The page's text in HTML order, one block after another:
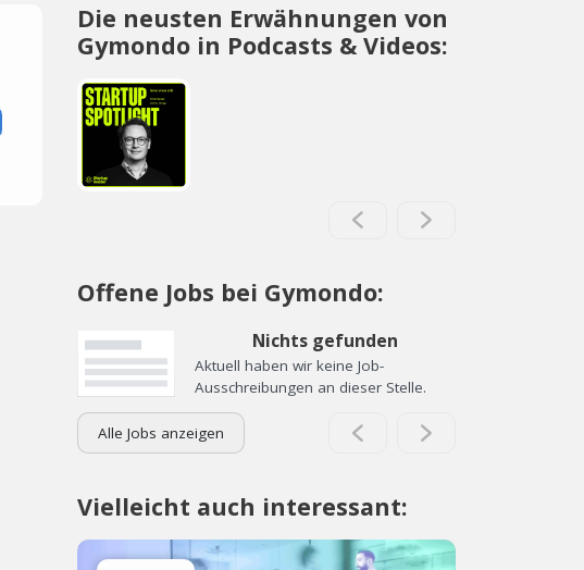
Die neusten Erwähnungen von
Gymondo in Podcasts & Videos:
Offene Jobs bei Gymondo:
Nichts gefunden
Aktuell haben wir keine Job-
Ausschreibungen an dieser Stelle.
Alle Jobs anzeigen
Vielleicht auch interessant: